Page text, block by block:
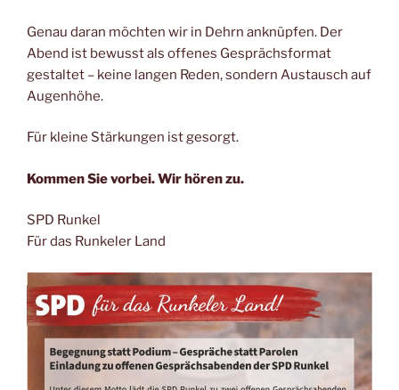
Genau daran möchten wir in Dehrn anknüpfen. Der
Abend ist bewusst als offenes Gesprächsformat
gestaltet – keine langen Reden, sondern Austausch auf
Augenhöhe.
Für kleine Stärkungen ist gesorgt.
Kommen Sie vorbei. Wir hören zu.
SPD Runkel
Für das Runkeler Land